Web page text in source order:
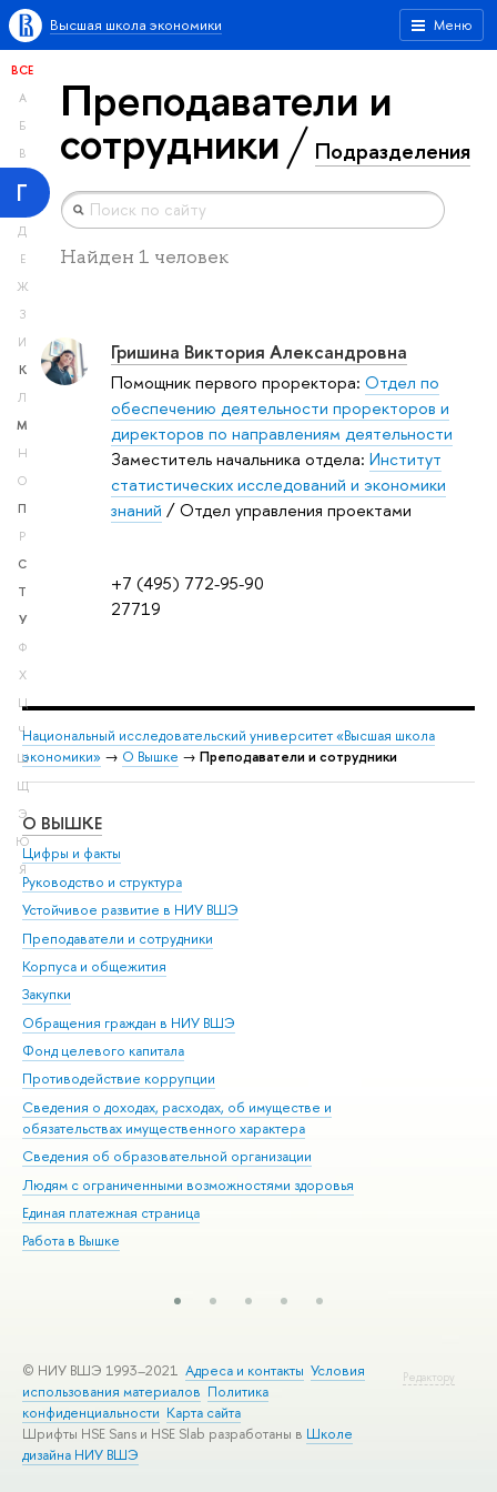
Меню
Высшая школа экономики
ВСЕ
А
Б
В
Г
Д
Е
Ж
З
И
К
Л
М
Н
О
П
Р
С
Т
У
Ф
Х
Ц
Ч
Ш
Щ
Э
Ю
Я
Преподаватели и
сотрудники Подразделения
Найден 1 человек
+7 (495) 772-95-90
27719
Гришина Виктория Александровна
Помощник первого проректора: Отдел по
обеспечению деятельности проректоров и
директоров по направлениям деятельности
Заместитель начальника отдела: Институт
статистических исследований и экономики
знаний / Отдел управления проектами
Национальный исследовательский университет «Высшая школа
экономики» → О Вышке → Преподаватели и сотрудники
О ВЫШКЕ
Цифры и факты
Руководство и структура
Устойчивое развитие в НИУ ВШЭ
Преподаватели и сотрудники
Корпуса и общежития
Закупки
Обращения граждан в НИУ ВШЭ
Фонд целевого капитала
Противодействие коррупции
Сведения о доходах, расходах, об имуществе и
обязательствах имущественного характера
Сведения об образовательной организации
Людям с ограниченными возможностями здоровья
Единая платежная страница
Работа в Вышке
Редактору
© НИУ ВШЭ 1993–2021 Адреса и контакты Условия
использования материалов Политика
конфиденциальности Карта сайта
Шрифты HSE Sans и HSE Slab разработаны в Школе
дизайна НИУ ВШЭ